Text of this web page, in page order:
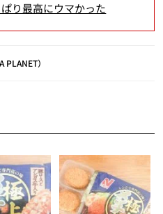
り最高にウマかった
）